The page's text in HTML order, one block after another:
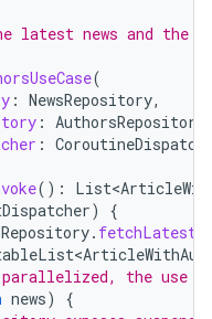
latest news and the
(
: NewsRepository,
: AuthorsRepository
:
():
)
{
.
the use
news)
{